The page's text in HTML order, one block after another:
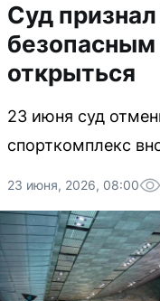
Суд
открыться
23 июня суд
спорткомплекс
23 июня, 2026, 08:00